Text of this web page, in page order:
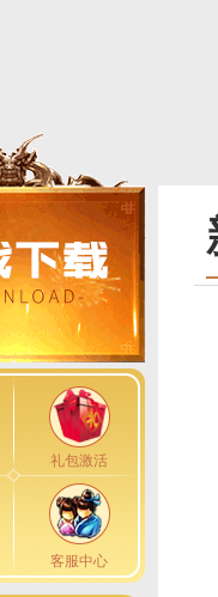
礼包激活
客服中心